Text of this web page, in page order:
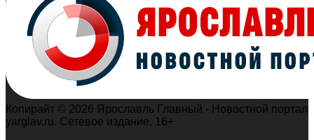
Копирайт © 2026 Ярославль Главный - Новостной портал
yarglav.ru. Сетевое издание. 16+